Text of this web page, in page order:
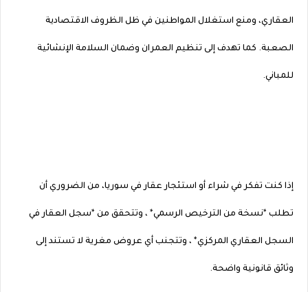
العقاري، ومنع استغلال المواطنين في ظل الظروف الاقتصادية
الصعبة. كما تهدف إلى تنظيم العمران وضمان السلامة الإنشائية
للمباني.
إذا كنت تفكر في شراء أو استئجار عقار في سوريا، من الضروري أن
تطلب *نسخة من الترخيص الرسمي* ، وتتحقق من *سجل العقار في
السجل العقاري المركزي* ، وتتجنب أي عروض مغرية لا تستند إلى
وثائق قانونية واضحة.